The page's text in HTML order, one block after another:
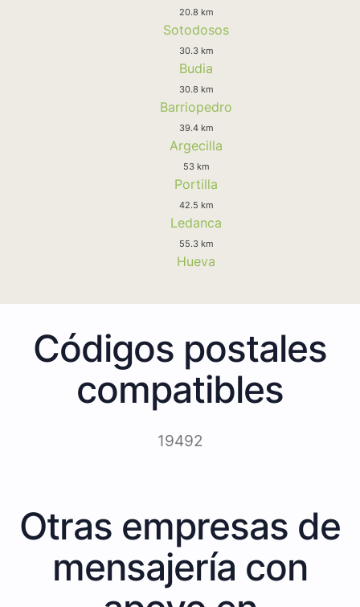
20.8 km
Sotodosos
30.3 km
Budia
30.8 km
Barriopedro
39.4 km
Argecilla
53 km
Portilla
42.5 km
Ledanca
55.3 km
Hueva
Códigos postales
compatibles
19492
Otras empresas de
mensajería con